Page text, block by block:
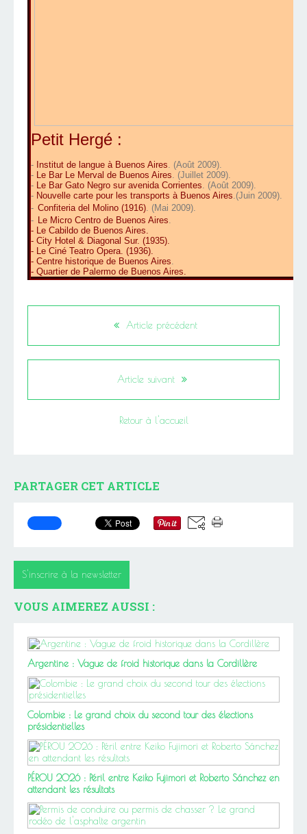
Petit Hergé :
- Institut de langue à Buenos Aires. (Août 2009).
- Le Bar Le Merval de Buenos Aires. (Juillet 2009).
- Le Bar Gato Negro sur avenida Corrientes. (Août 2009).
- Nouvelle carte pour les transports à Buenos Aires.(Juin 2009).
- Confiteria del Molino (1916). (Mai 2009).
- Le Micro Centro de Buenos Aires.
- Le Cabildo de Buenos Aires.
- City Hotel & Diagonal Sur. (1935).
- Le Ciné Teatro Opera. (1936).
- Centre historique de Buenos Aires.
- Quartier de Palermo de Buenos Aires.
Article précédent
Article suivant
Retour à l'accueil
PARTAGER CET ARTICLE
S'inscrire à la newsletter
VOUS AIMEREZ AUSSI :
Argentine : Vague de froid historique dans la Cordillère
Colombie : Le grand choix du second tour des élections
présidentielles
PÉROU 2026 : Péril entre Keiko Fujimori et Roberto Sánchez en
attendant les résultats